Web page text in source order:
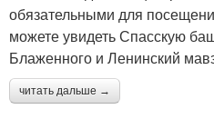
обязательными для
можете увидеть Спасскую
Блаженного и Ленинский
читать дальше →